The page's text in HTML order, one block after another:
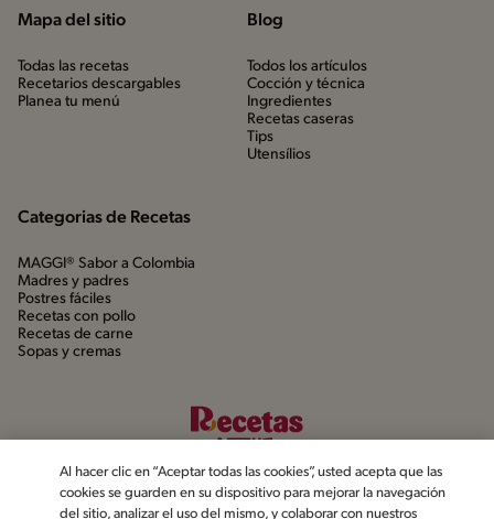
Mapa del sitio
Todas las recetas
Recetarios descargables
Planea tu menú
Blog
Todos los artículos
Cocción y técnica
Ingredientes
Recetas caseras
Tips
Utensílios
Categorias de Recetas
MAGGI® Sabor a Colombia
Madres y padres
Postres fáciles
Recetas con pollo
Recetas de carne
Sopas y cremas
Al hacer clic en “Aceptar todas las cookies”, usted acepta que las
cookies se guarden en su dispositivo para mejorar la navegación
del sitio, analizar el uso del mismo, y colaborar con nuestros